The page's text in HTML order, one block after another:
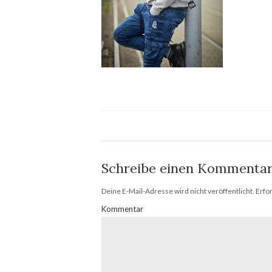
Schreibe einen
Deine E-Mail-Adresse wird nicht veröffentlicht.
Kommentar